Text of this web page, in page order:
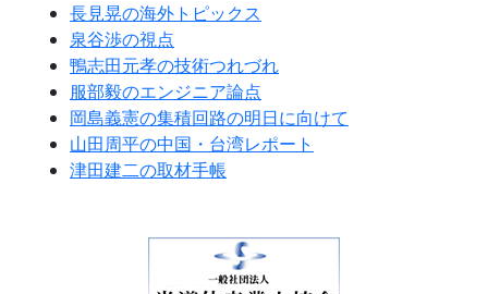
長見晃の海外トピックス
泉谷渉の視点
鴨志田元孝の技術つれづれ
服部毅のエンジニア論点
岡島義憲の集積回路の明日に向けて
山田周平の中国・台湾レポート
津田建二の取材手帳